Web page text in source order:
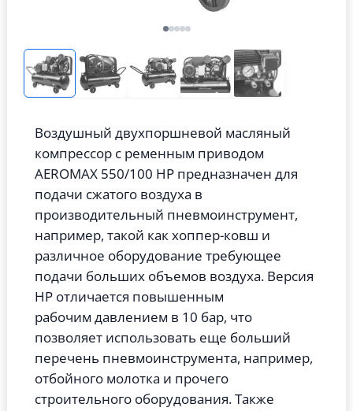
Воздушный двухпоршневой масляный
компрессор с ременным приводом
AEROMAX 550/100 HP предназначен для
подачи сжатого воздуха в
производительный пневмоинструмент,
например, такой как хоппер-ковш и
различное оборудование требующее
подачи больших объемов воздуха. Версия
HP отличается повышенным
рабочим давлением в 10 бар, что
позволяет использовать еще больший
перечень пневмоинструмента, например,
отбойного молотка и прочего
строительного оборудования. Также